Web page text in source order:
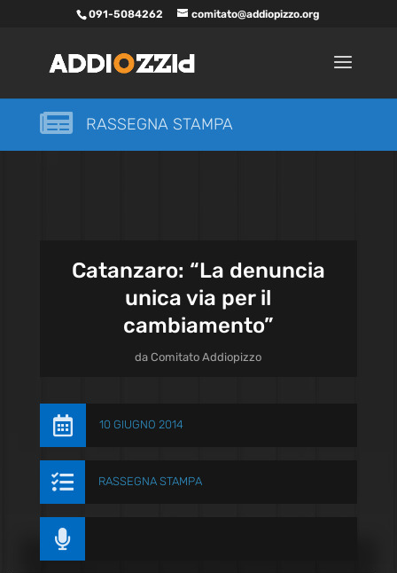
091-5084262 comitato@addiopizzo.org
 RASSEGNA STAMPA
Catanzaro: “La denuncia
unica via per il
cambiamento”
daComitato Addiopizzo
 10 GIUGNO 2014
 RASSEGNA STAMPA
